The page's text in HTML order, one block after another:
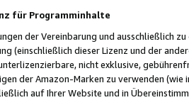
für Programminhalte
der Vereinbarung und ausschließlich
(einschließlich dieser Lizenz und der
nicht exklusive,
der Amazon-Marken zu verwenden
auf Ihrer Website und in